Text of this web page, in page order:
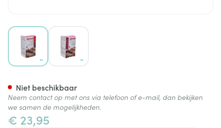
View larger image
€ 23,95
Niet beschikbaar
Neem contact op met ons via telefoon of e-mail, dan bekijken
we samen de mogelijkheden.